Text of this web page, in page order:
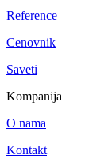
Reference
Cenovnik
Saveti
Kompanija
O nama
Kontakt